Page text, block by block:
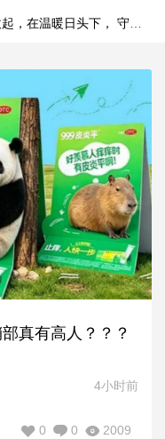
尽那只谁也看不见的手来铺排，按照秩序发叶开花。
真有高人？？？
4小时前
2009
0
0